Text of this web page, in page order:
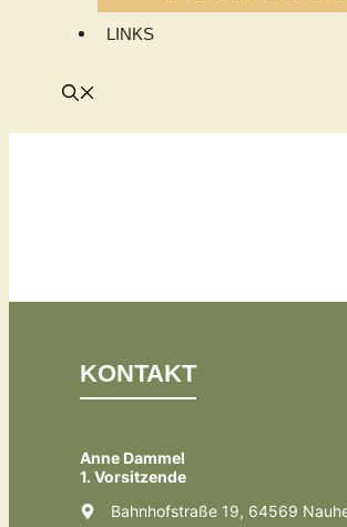
LINKS
KONTAKT
Anne Dammel
1. Vorsitzende
Bahnhofstraße 19, 64569